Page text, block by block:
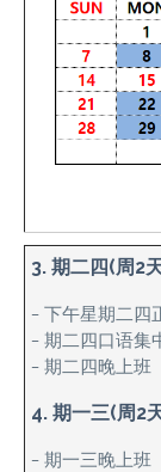
3. 期二四(周2
– 下午星期二四
– 期二四口语集
– 期二四晚上班
4. 期一三(周2
– 期一三晚上班